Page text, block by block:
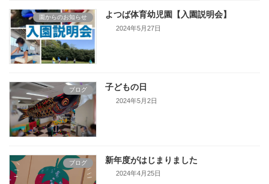
園からのお知らせ よつば体育幼児園【入園説明会】
2024年5月27日
ブログ 子どもの日
2024年5月2日
ブログ 新年度がはじまりました
2024年4月25日